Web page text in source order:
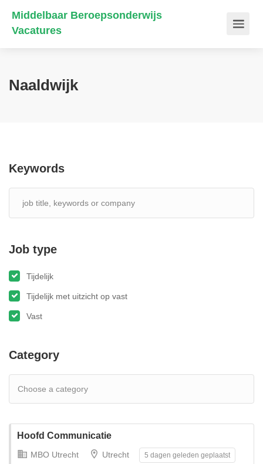
Middelbaar Beroepsonderwijs
Vacatures
Naaldwijk
Keywords
Job type
Tijdelijk
Tijdelijk met uitzicht op vast
Vast
Category
Hoofd Communicatie
MBO Utrecht Utrecht 5 dagen geleden geplaatst